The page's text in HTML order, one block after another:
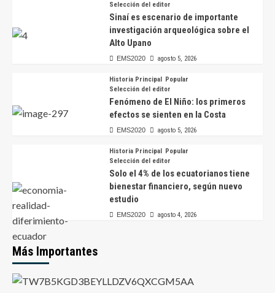
Selección del editor
Sinaí es escenario de importante
investigación arqueológica sobre el
Alto Upano
EMS2020 agosto 5, 2026
Historia Principal Popular
Selección del editor
Fenómeno de El Niño: los primeros
efectos se sienten en la Costa
EMS2020 agosto 5, 2026
Historia Principal Popular
Selección del editor
Solo el 4% de los ecuatorianos tiene
bienestar financiero, según nuevo
estudio
EMS2020 agosto 4, 2026
Más Importantes